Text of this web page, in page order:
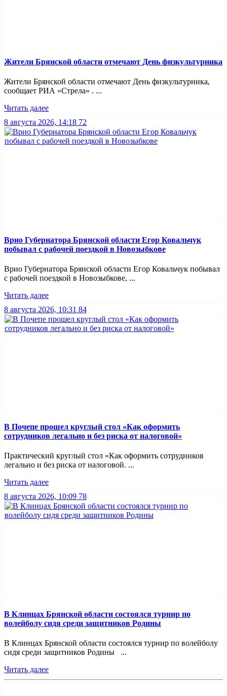
Жители Брянской области отмечают День физкультурника
Жители Брянской области отмечают День физкультурника,
сообщает РИА «Стрела» . ...
Читать далее
8 августа 2026, 14:18 72
Врио Губернатора Брянской области Егор Ковальчук
побывал с рабочей поездкой в Новозыбкове
Врио Губернатора Брянской области Егор Ковальчук побывал
с рабочей поездкой в Новозыбкове, ...
Читать далее
8 августа 2026, 10:31 84
В Почепе прошел круглый стол «Как оформить
сотрудников легально и без риска от налоговой»
Практический круглый стол «Как оформить сотрудников
легально и без риска от налоговой. ...
Читать далее
8 августа 2026, 10:09 78
В Клинцах Брянской области состоялся турнир по
волейболу сидя среди защитников Родины
В Клинцах Брянской области состоялся турнир по волейболу
сидя среди защитников Родины ...
Читать далее